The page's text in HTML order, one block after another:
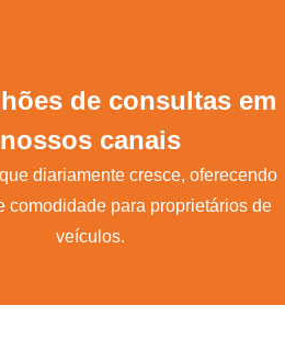
de consultas em
nossos canais
diariamente cresce, oferecendo
comodidade para proprietários de
veículos.